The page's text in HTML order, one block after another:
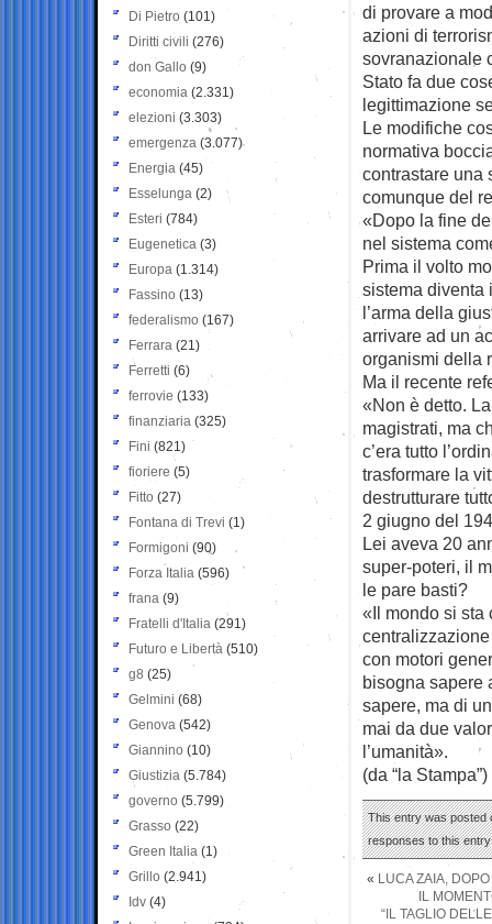
di provare a
azioni di
sovranazionale
Stato fa due
legittimazione
Le modifiche
normativa
contrastare una
comunque del
«Dopo la fine
nel sistema
Prima il volto
sistema diventa
l’arma della
arrivare ad un
organismi della
Ma il recente
«Non è detto.
magistrati, ma
c’era tutto
trasformare la
destrutturare
2 giugno del
Lei aveva 20
super-poteri, il
le pare basti?
«Il mondo si sta
con motori
bisogna sapere
sapere, ma di
mai da due
l’umanità».
(da “la Stampa”)
This entry was posted
responses to this
« LUCA ZAIA,
IL
“IL TAGLIO
Di Pietro (101)
Diritti civili (276)
don Gallo (9)
economia (2.331)
elezioni (3.303)
emergenza (3.077)
Energia (45)
Esselunga (2)
Esteri (784)
Eugenetica (3)
Europa (1.314)
Fassino (13)
federalismo (167)
Ferrara (21)
Ferretti (6)
ferrovie (133)
finanziaria (325)
Fini (821)
fioriere (5)
Fitto (27)
Fontana di Trevi (1)
Formigoni (90)
Forza Italia (596)
frana (9)
Fratelli d'Italia (291)
Futuro e Libertà (510)
g8 (25)
Gelmini (68)
Genova (542)
Giannino (10)
Giustizia (5.784)
governo (5.799)
Grasso (22)
Green Italia (1)
Grillo (2.941)
Idv (4)